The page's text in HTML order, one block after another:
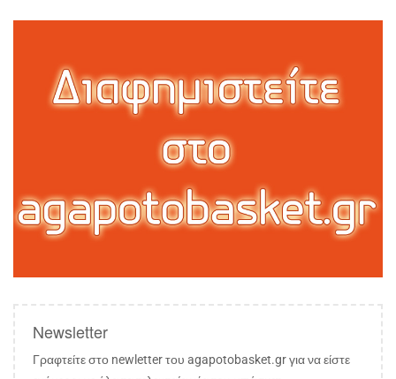
Newsletter
Γραφτείτε στο newletter του agapotobasket.gr για να είστε